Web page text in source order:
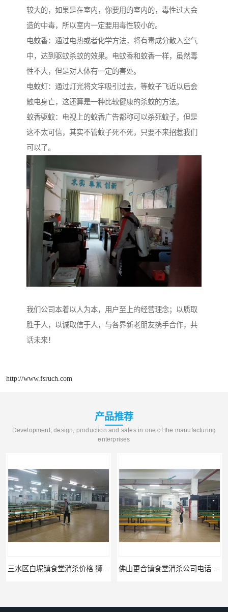
较大的，如果是在室内，你要用的室内的，毒性过大会
造的中毒，所以室内一定要用毒性较小的。
电蚊香：通过电热或者化学方法，将有毒成分散入空气
中，达到驱蚊杀蚊的效果。电蚊香和蚊香一样，虽然毒
性不大，但是对人体有一定的害处。
电蚊灯：通过灯光将文字吸引过去，等蚊子飞近以后会
触电身亡，这还算是一种比较健康的杀蚊的方法。
蚊香驱蚊：电视上的蚊香广告都称可以杀死蚊子，但是
这不太可信，其实不管蚊子死不死，只要不来招惹我们
可以了。
我们公司本着以人为本，用户至上的经营理念；以质取
胜于人，以诚取信于人，与各界新老朋友携手合作，共
话未来！
http://www.fsruch.com
产品推荐
Development, design, production and sales in one of the manufacturing
enterprises
三水区白坭镇食堂消杀价格 狮山工厂灭鼠云 佛山更合镇食堂消杀公司电话 南海消杀